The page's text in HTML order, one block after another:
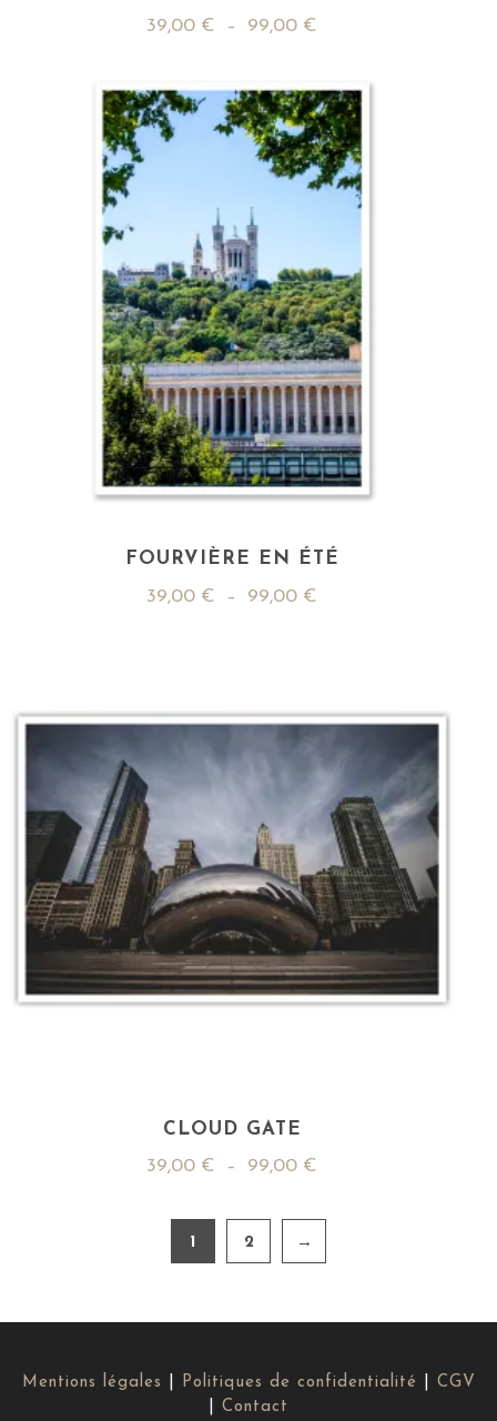
39,00 € – 99,00 €
FOURVIÈRE EN ÉTÉ
39,00 € – 99,00 €
CLOUD GATE
39,00 € – 99,00 €
1 2 →
Mentions légales Politiques de confidentialité
CGV
Contact